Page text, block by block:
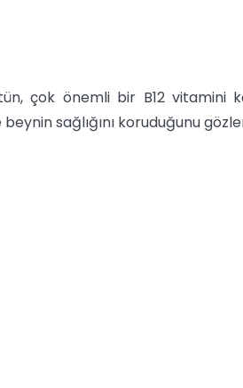
çok önemli bir B12 vitamini
sağlığını koruduğunu